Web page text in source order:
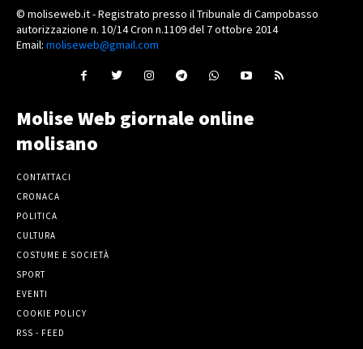
© moliseweb.it - Registrato presso il Tribunale di Campobasso
autorizzazione n. 10/14 Cron n.1109 del 7 ottobre 2014
Email: moliseweb@gmail.com
Molise Web giornale online
molisano
CONTATTACI
CRONACA
POLITICA
CULTURA
COSTUME E SOCIETÀ
SPORT
EVENTI
COOKIE POLICY
RSS - FEED